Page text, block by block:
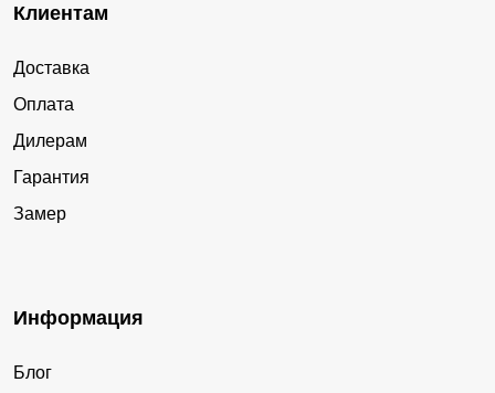
Клиентам
Доставка
Оплата
Дилерам
Гарантия
Замер
Информация
Блог